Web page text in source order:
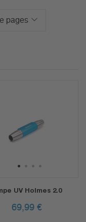
pages
1 2 3 4
UV Holmes 2.0
69,99 €